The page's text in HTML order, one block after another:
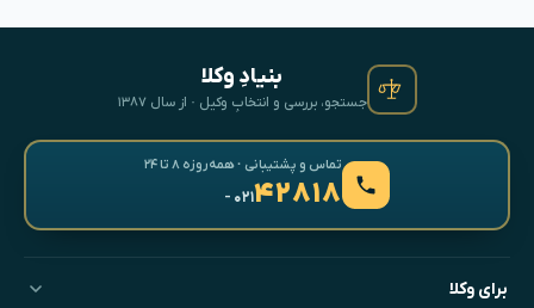
بنیادِ وکلا
جستجو، بررسی و انتخابِ وکیل · از سال ۱۳۸۷
تماس و پشتیبانی · همه‌روزه ۸ تا ۲۴
۴۲۸۱۸- ۰۲۱
برای وکلا